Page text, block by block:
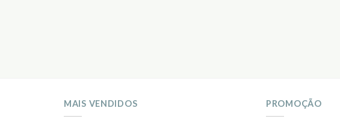
MAIS VENDIDOS PROMOÇÃO